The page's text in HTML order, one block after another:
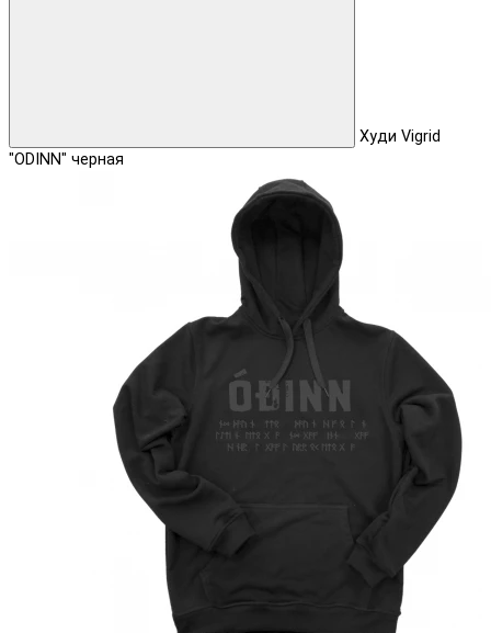
Худи Vigrid
"ODINN" черная